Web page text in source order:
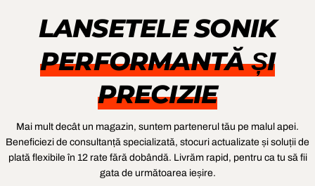
LANSETELE SONIK
PERFORMANTĂ ȘI
PRECIZIE
Mai mult decât un magazin, suntem partenerul tău pe malul apei.
Beneficiezi de consultanță specializată, stocuri actualizate și soluții de
plată flexibile în 12 rate fără dobândă. Livrăm rapid, pentru ca tu să fii
gata de următoarea ieșire.